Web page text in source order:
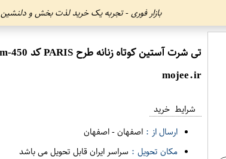
بازار فوری - تجربه یک خرید لذت بخش و دلنشین
تی شرت آستین کوتاه زنانه طرح PARIS کد tm-450 رنگ بادمجانی
mojee.ir
شرایط خرید
ارسال از : اصفهان-اصفهان
مکان تحویل : سراسر ایران قابل تحویل می باشد